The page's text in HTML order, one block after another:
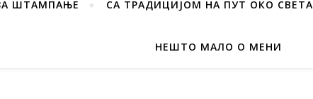
ШТАМПАЊЕ СА ТРАДИЦИЈОМ НА ПУТ ОКО СВЕТА
НЕШТО МАЛО О МЕНИ